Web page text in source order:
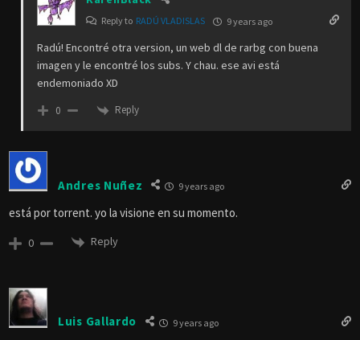
Reply to RADÚ VLADISLAS 9 years ago
Radú! Encontré otra version, un web dl de rarbg con buena
imagen y le encontré los subs. Y chau. ese avi está
endemoniado XD
0 Reply
Andres Nuñez 9 years ago
está por torrent. yo la visione en su momento.
0 Reply
Luis Gallardo 9 years ago